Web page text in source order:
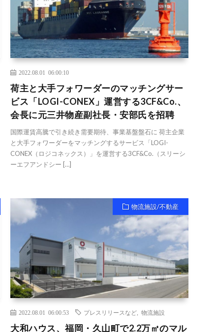
2022.08.01 06:00:10
荷主と大手フォワーダーのマッチングサー
ビス「LOGI-CONEX」運営する3CF&Co.、
会長に元三井物産副社長・安部氏を招聘
国際運賃高騰で引き続き需要期待、事業基盤盤石に 荷主企業
と大手フォワーダーをマッチングするサービス「LOGI-
CONEX（ロジコネックス）」を運営する3CF&Co.（スリーシ
ーエフアンドシー […]
物流施設/不動産
2022.08.01 06:00:53 プレスリリースなど ,物流施設
大和ハウス、福岡・久山町で2.2万㎡のマル